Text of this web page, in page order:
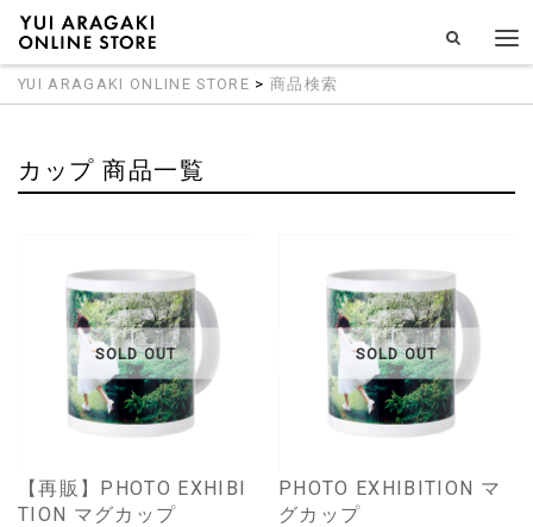
YUI ARAGAKI ONLINE STORE > 商品検索
カップ 商品一覧
SOLD OUT
【再販】PHOTO EXHIBI
TION マグカップ
SOLD OUT
PHOTO EXHIBITION マ
グカップ